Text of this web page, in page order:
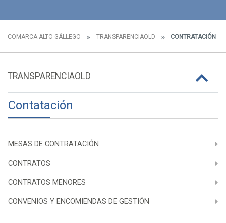
COMARCA ALTO GÁLLEGO TRANSPARENCIAOLD CONTRATACIÓN
TRANSPARENCIAOLD
Contatación
MESAS DE CONTRATACIÓN
CONTRATOS
CONTRATOS MENORES
CONVENIOS Y ENCOMIENDAS DE GESTIÓN